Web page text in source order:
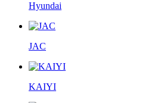
Hyundai
JAC
KAIYI